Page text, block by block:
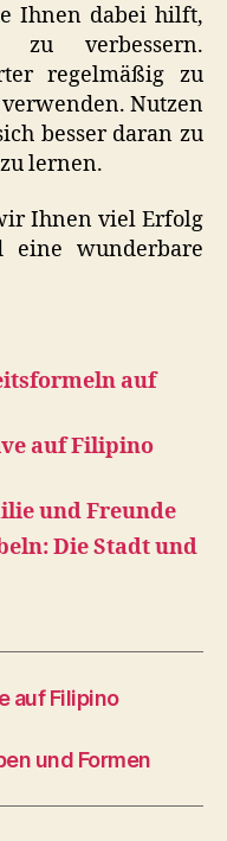
Ihnen dabei hilft,
zu verbessern.
regelmäßig zu
Nutzen
besser daran zu
lernen.
Ihnen viel Erfolg
eine wunderbare
auf
auf Filipino
und Freunde
Die Stadt und
auf Filipino
und Formen